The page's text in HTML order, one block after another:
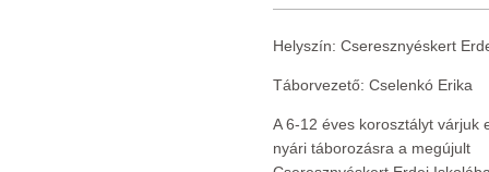
Helyszín: Cseresznyéskert
Táborvezető: Cselenkó Erika
A 6-12 éves korosztályt várjuk
nyári táborozásra a megújult